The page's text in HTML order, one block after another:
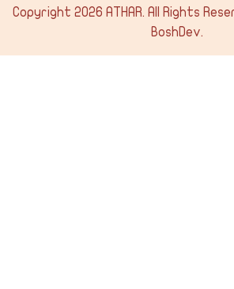
Copyright 2026 ATHAR. All Rights
BoshDev.